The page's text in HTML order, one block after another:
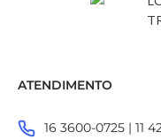
ATENDIMENTO
16 3600-0725 | 11